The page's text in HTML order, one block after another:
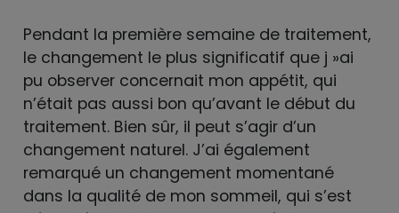
Pendant la première semaine de traitement,
le changement le plus significatif que j »ai
pu observer concernait mon appétit, qui
n’était pas aussi bon qu’avant le début du
traitement. Bien sûr, il peut s’agir d’un
changement naturel. J’ai également
remarqué un changement momentané
dans la qualité de mon sommeil, qui s’est